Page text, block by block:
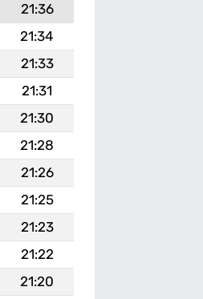
21:36
21:34
21:33
21:31
21:30
21:28
21:26
21:25
21:23
21:22
21:20